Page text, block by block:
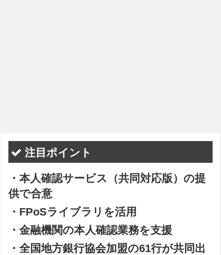
注目ポイント
・本人確認サービス（共同対応版）の提
供で合意
・FPoSライブラリを活用
・金融機関の本人確認業務を支援
・全国地方銀行協会加盟の61行が共同出